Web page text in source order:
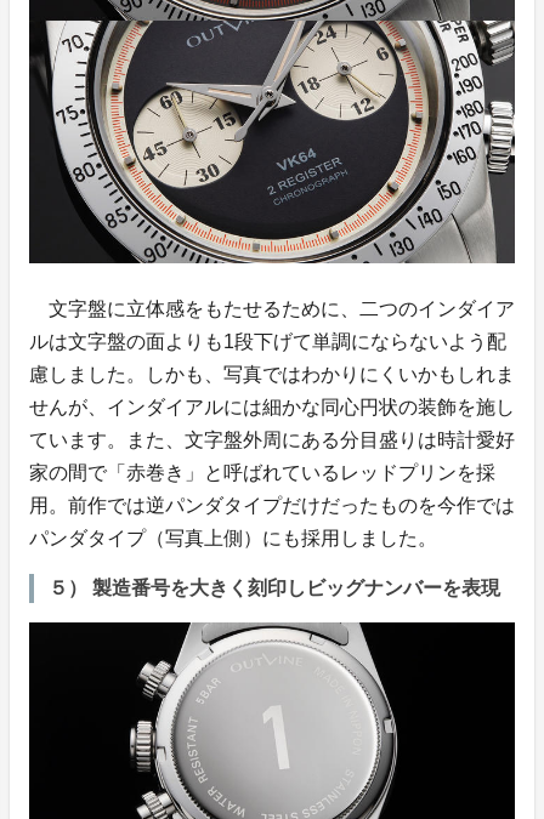
文字盤に立体感をもたせるために、二つのインダイア
ルは文字盤の面よりも1段下げて単調にならないよう配
慮しました。しかも、写真ではわかりにくいかもしれま
せんが、インダイアルには細かな同心円状の装飾を施し
ています。また、文字盤外周にある分目盛りは時計愛好
家の間で「赤巻き」と呼ばれているレッドプリンを採
用。前作では逆パンダタイプだけだったものを今作では
パンダタイプ（写真上側）にも採用しました。
５） 製造番号を大きく刻印しビッグナンバーを表現